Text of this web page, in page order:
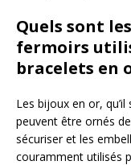
Quels sont
fermoirs
bracelets en
Les bijoux en or,
peuvent être ornés
sécuriser et les
couramment utilisés